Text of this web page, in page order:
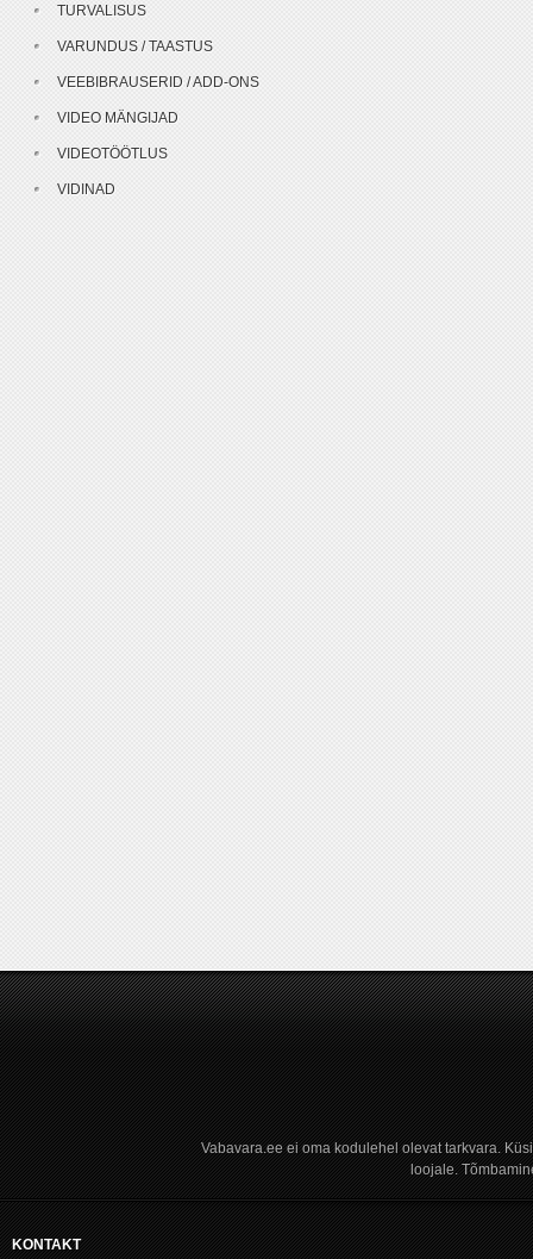
TURVALISUS
VARUNDUS / TAASTUS
VEEBIBRAUSERID / ADD-ONS
VIDEO MÄNGIJAD
VIDEOTÖÖTLUS
VIDINAD
Vabavara.ee ei oma kodulehel olevat tarkvara.
loojale.
KONTAKT